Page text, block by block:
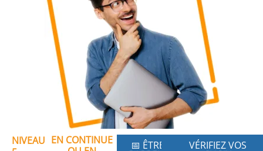
NIVEAU EN CONTINUE
📅 ÊTRE VÉRIFIEZ VOS